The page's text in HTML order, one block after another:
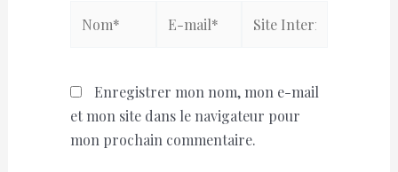
mail*
Internet
Enregistrer mon nom, mon e-mail
et mon site dans le navigateur pour
mon prochain commentaire.